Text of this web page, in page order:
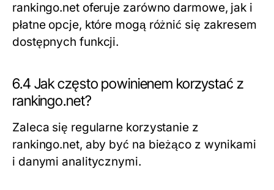
rankingo.net oferuje zarówno darmowe, jak i
płatne opcje, które mogą różnić się zakresem
dostępnych funkcji.
6.4 Jak często powinienem korzystać z
rankingo.net?
Zaleca się regularne korzystanie z
rankingo.net, aby być na bieżąco z wynikami
i danymi analitycznymi.